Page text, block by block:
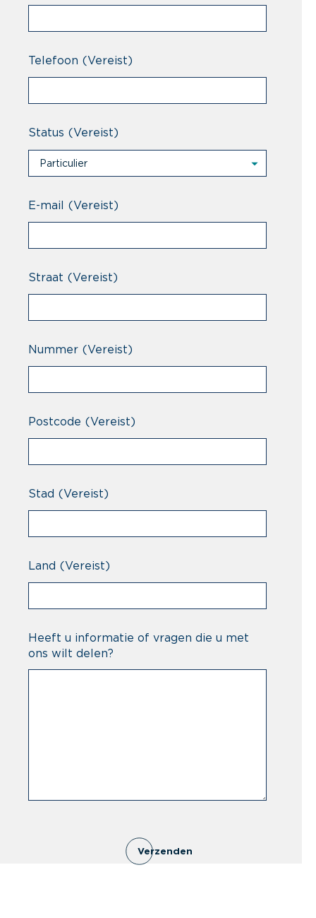
Telefoon (Vereist)
Status (Vereist)
Particulier
Professional
E-mail (Vereist)
Straat (Vereist)
Nummer (Vereist)
Postcode (Vereist)
Stad (Vereist)
Land (Vereist)
Heeft u informatie of vragen die u met
ons wilt delen?
Verzenden